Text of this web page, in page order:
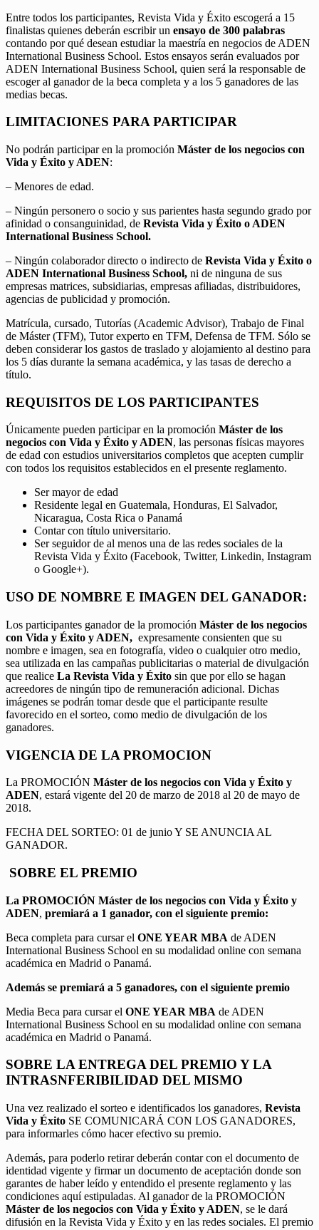
Entre todos los participantes, Revista Vida y Éxito escogerá a 15
finalistas quienes deberán escribir un ensayo de 300 palabras
contando por qué desean estudiar la maestría en negocios de ADEN
International Business School. Estos ensayos serán evaluados por
ADEN International Business School, quien será la responsable de
escoger al ganador de la beca completa y a los 5 ganadores de las
medias becas.
LIMITACIONES PARA PARTICIPAR
No podrán participar en la promoción Máster de los negocios con
Vida y Éxito y ADEN:
– Menores de edad.
– Ningún personero o socio y sus parientes hasta segundo grado por
afinidad o consanguinidad, de Revista Vida y Éxito o ADEN
International Business School.
– Ningún colaborador directo o indirecto de Revista Vida y Éxito o
ADEN International Business School, ni de ninguna de sus
empresas matrices, subsidiarias, empresas afiliadas, distribuidores,
agencias de publicidad y promoción.
Matrícula, cursado, Tutorías (Academic Advisor), Trabajo de Final
de Máster (TFM), Tutor experto en TFM, Defensa de TFM. Sólo se
deben considerar los gastos de traslado y alojamiento al destino para
los 5 días durante la semana académica, y las tasas de derecho a
título.
REQUISITOS DE LOS PARTICIPANTES
Únicamente pueden participar en la promoción Máster de los
negocios con Vida y Éxito y ADEN, las personas físicas mayores
de edad con estudios universitarios completos que acepten cumplir
con todos los requisitos establecidos en el presente reglamento.
Ser mayor de edad
Residente legal en Guatemala, Honduras, El Salvador,
Nicaragua, Costa Rica o Panamá
Contar con título universitario.
Ser seguidor de al menos una de las redes sociales de la
Revista Vida y Éxito (Facebook, Twitter, Linkedin, Instagram
o Google+).
USO DE NOMBRE E IMAGEN DEL GANADOR:
Los participantes ganador de la promoción Máster de los negocios
con Vida y Éxito y ADEN, expresamente consienten que su
nombre e imagen, sea en fotografía, video o cualquier otro medio,
sea utilizada en las campañas publicitarias o material de divulgación
que realice La Revista Vida y Éxito sin que por ello se hagan
acreedores de ningún tipo de remuneración adicional. Dichas
imágenes se podrán tomar desde que el participante resulte
favorecido en el sorteo, como medio de divulgación de los
ganadores.
VIGENCIA DE LA PROMOCION
La PROMOCIÓN Máster de los negocios con Vida y Éxito y
ADEN, estará vigente del 20 de marzo de 2018 al 20 de mayo de
2018.
FECHA DEL SORTEO: 01 de junio Y SE ANUNCIA AL
GANADOR.
SOBRE EL PREMIO
La PROMOCIÓN Máster de los negocios con Vida y Éxito y
ADEN, premiará a 1 ganador, con el siguiente premio:
Beca completa para cursar el ONE YEAR MBA de ADEN
International Business School en su modalidad online con semana
académica en Madrid o Panamá.
Además se premiará a 5 ganadores, con el siguiente premio
Media Beca para cursar el ONE YEAR MBA de ADEN
International Business School en su modalidad online con semana
académica en Madrid o Panamá.
SOBRE LA ENTREGA DEL PREMIO Y LA
INTRASNFERIBILIDAD DEL MISMO
Una vez realizado el sorteo e identificados los ganadores, Revista
Vida y Éxito SE COMUNICARÁ CON LOS GANADORES,
para informarles cómo hacer efectivo su premio.
Además, para poderlo retirar deberán contar con el documento de
identidad vigente y firmar un documento de aceptación donde son
garantes de haber leído y entendido el presente reglamento y las
condiciones aquí estipuladas. Al ganador de la PROMOCIÓN
Máster de los negocios con Vida y Éxito y ADEN, se le dará
difusión en la Revista Vida y Éxito y en las redes sociales. El premio